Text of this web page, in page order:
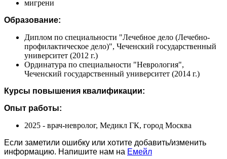
мигрени
Образование:
Диплом по специальности "Лечебное дело (Лечебно-
профилактическое дело)", Чеченский государственный
университет (2012 г.)
Ординатура по специальности "Неврология",
Чеченский государственный университет (2014 г.)
Курсы повышения квалификации:
Опыт работы:
2025 - врач-невролог, Медикл ГК, город Москва
Если заметили ошибку или хотите добавить/изменить
информацию. Напишите нам на Емейл